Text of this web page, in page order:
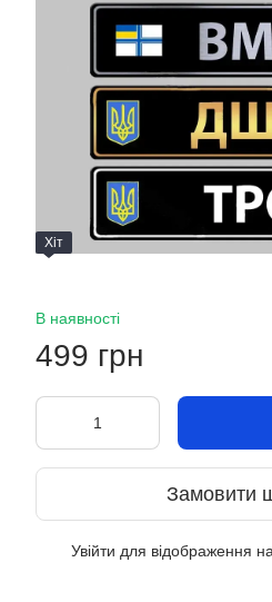
Хіт
В наявності
499 грн
Замовити
Увійти для відображення